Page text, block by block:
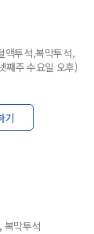
액투석,복막투석,
째주 수요일 오후)
기
복막투석